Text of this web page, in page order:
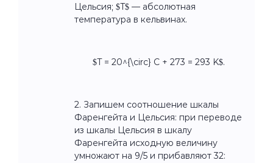
Цельсия; $T$ — абсолютная
температура в кельвинах.
$T = 20^{\circ} C + 273 = 293 K$.
2. Запишем соотношение шкалы
Фаренгейта и Цельсия: при переводе
из шкалы Цельсия в шкалу
Фаренгейта исходную величину
умножают на 9/5 и прибавляют 32: